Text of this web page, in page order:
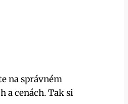
na správném
a cenách. Tak si